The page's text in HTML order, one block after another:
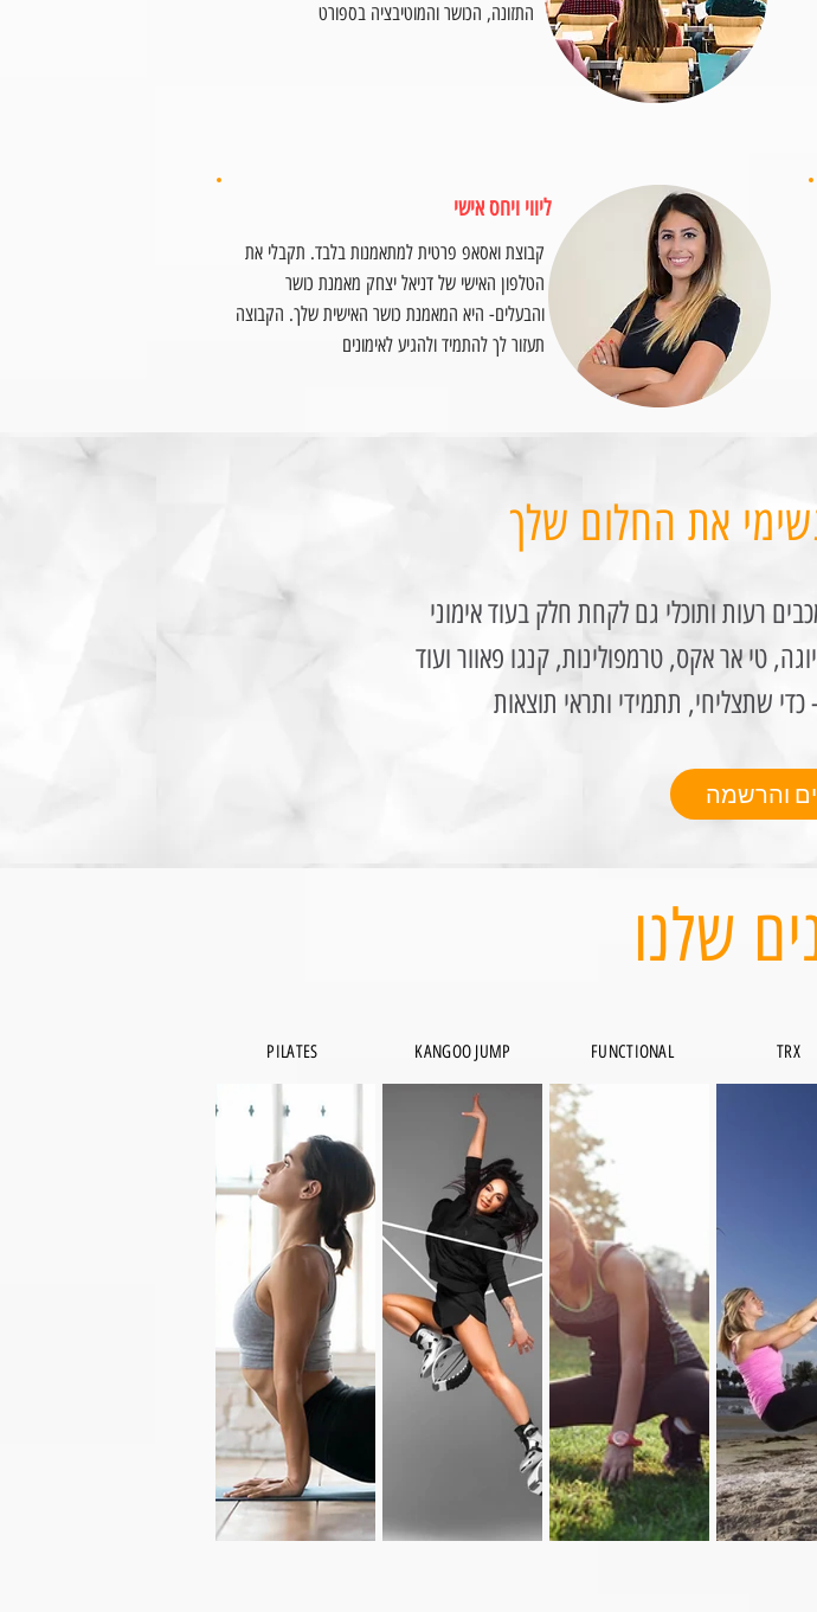
התזונה, הכושר והמוטיבציה בספורט
ליווי ויחס אישי
קבוצת ואסאפ פרטית למתאמנות בלבד. תקבלי את
הטלפון האישי של דניאל יצחק מאמנת כושר
והבעלים- היא המאמנת כושר האישית שלך. הקבוצה
תעזור לך להתמיד ולהגיע לאימונים
את החלום שלך
רעות ותוכלי גם לקחת חלק בעוד אימוני
טי אר אקס, טרמפולינות, קנגו פאוור ועוד
כדי שתצליחי, תתמידי ותראי תוצאות
והרשמה
שלנו
PILATES KANGOO JUMP FUNCTIONAL TRX